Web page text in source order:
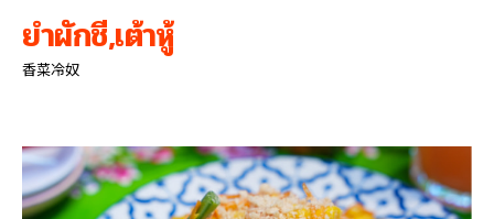
ยำผักชี,เต้าหู้
香菜冷奴